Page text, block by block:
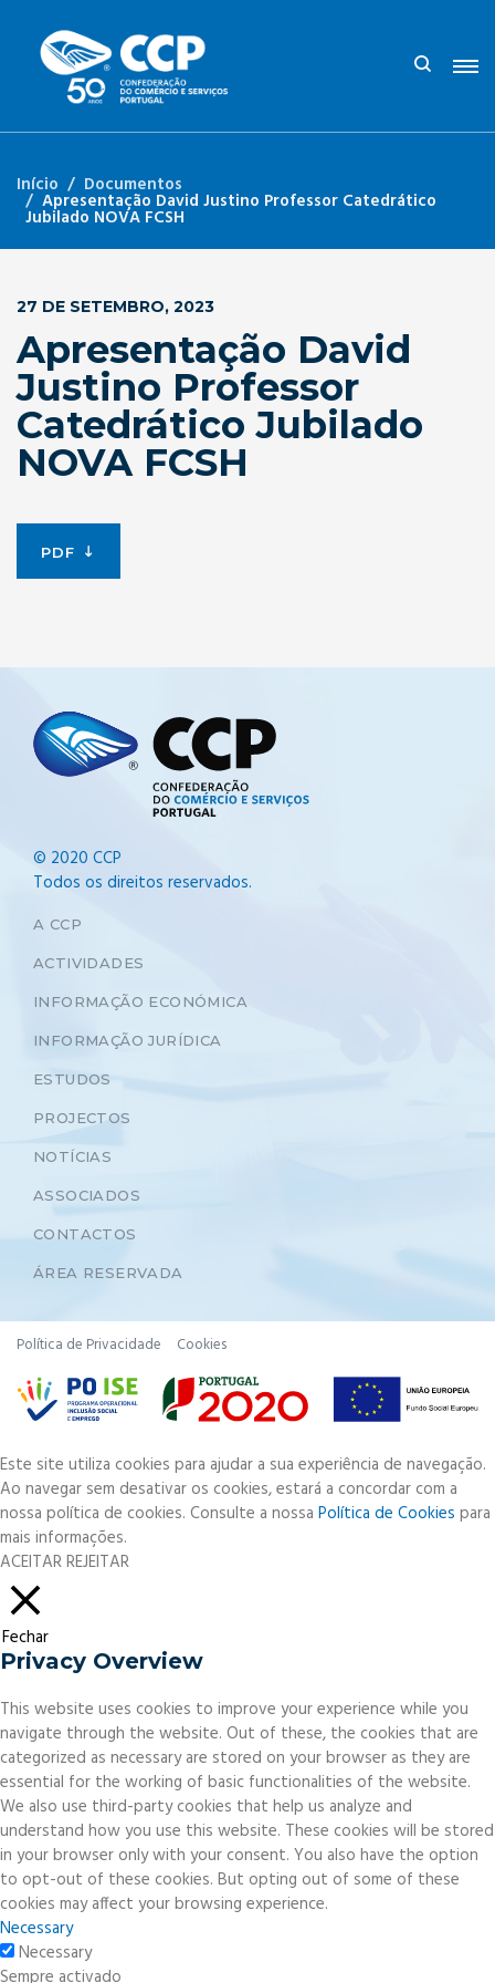
Início Documentos
Apresentação David Justino Professor Catedrático
Jubilado NOVA FCSH
27 DE SETEMBRO, 2023
Apresentação David
Justino Professor
Catedrático Jubilado
NOVA FCSH
PDF
© 2020 CCP
Todos os direitos reservados.
A CCP
ACTIVIDADES
INFORMAÇÃO ECONÓMICA
INFORMAÇÃO JURÍDICA
ESTUDOS
PROJECTOS
NOTÍCIAS
ASSOCIADOS
CONTACTOS
ÁREA RESERVADA
Política de Privacidade Cookies
Este site utiliza cookies para ajudar a sua experiência de navegação.
Ao navegar sem desativar os cookies, estará a concordar com a
nossa política de cookies. Consulte a nossa Política de Cookies para
mais informações.
ACEITARREJEITAR
Fechar
Privacy Overview
This website uses cookies to improve your experience while you
navigate through the website. Out of these, the cookies that are
categorized as necessary are stored on your browser as they are
essential for the working of basic functionalities of the website.
We also use third-party cookies that help us analyze and
understand how you use this website. These cookies will be stored
in your browser only with your consent. You also have the option
to opt-out of these cookies. But opting out of some of these
cookies may affect your browsing experience.
Necessary
Necessary
Sempre activado